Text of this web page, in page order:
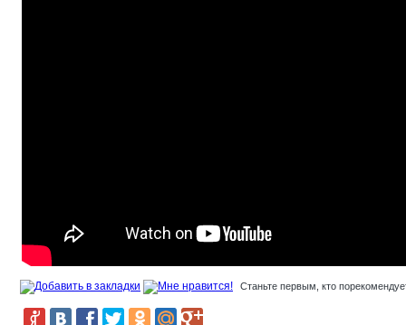
Станьте первым, кто